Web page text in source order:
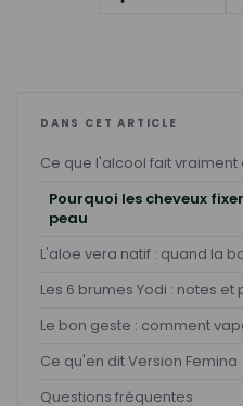
DANS CET ARTICLE
Ce que l'alcool fait
Pourquoi les cheveux
peau
L'aloe vera natif : quand la
Les 6 brumes Yodi : notes et
Le bon geste : comment
Ce qu'en dit Version Femina
Questions fréquentes